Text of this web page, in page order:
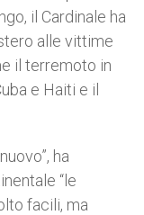
il Cardinale ha
alle vittime
il terremoto in
e Haiti e il
ha
“le
facili, ma